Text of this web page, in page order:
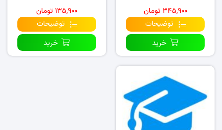
۳۴۵,۹۰۰ تومان
توضیحات
خرید
۱۳۵,۹۰۰ تومان
توضیحات
خرید